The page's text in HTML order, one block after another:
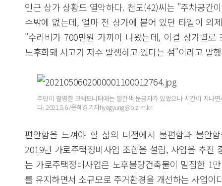
인근 상가 상황도 열악하다. 천모(42)씨는 "주차공간
수밖에 없는데, 얼마 전 상가에 붙어 있던 타일이 외
"수리비가 700만원 가까이 나왔는데, 이걸 상가별로
노후화돼 사고가 자주 발생하고 있다는 점"이라고 말
주민이 촬영한 크랙모니터에는 빨간색 눈금자가 있었으나 시간이 지나
다. 2021.5.6./윤혜경기자hyegyung@biz-m.kr
편안함을 느껴야 할 삶의 터전에서 불편함과 불안
2019년 가로주택정비사업 조합을 설립, 사업을 추진
는 가로주택정비사업은 노후불량건축물이 밀집한 1
를 유지하면서 소규모로 주거환경을 개선하는 사업이